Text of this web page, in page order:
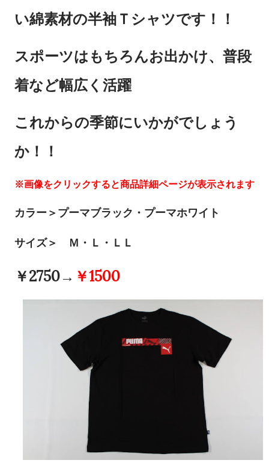
い綿素材の半袖Ｔシャツです！！
スポーツはもちろんお出かけ、普段
着など幅広く活躍
これからの季節にいかがでしょう
か！！
※画像をクリックすると商品詳細ページが表示されます
カラー＞プーマブラック・プーマホワイト
サイズ＞ Ｍ・Ｌ・ＬＬ
￥2750→ ￥1500